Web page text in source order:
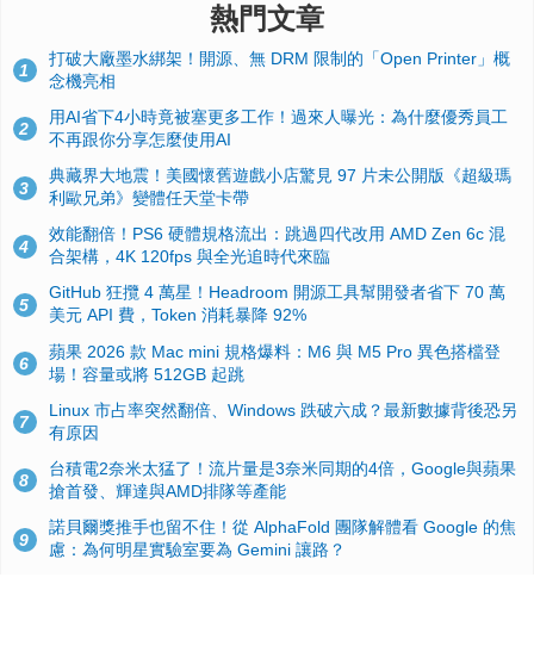
熱門文章
1
打破大廠墨水綁架！開源、無 DRM 限制的「Open Printer」概
念機亮相
2
用AI省下4小時竟被塞更多工作！過來人曝光：為什麼優秀員工
不再跟你分享怎麼使用AI
3
典藏界大地震！美國懷舊遊戲小店驚見 97 片未公開版《超級瑪
利歐兄弟》變體任天堂卡帶
4
效能翻倍！PS6 硬體規格流出：跳過四代改用 AMD Zen 6c 混
合架構，4K 120fps 與全光追時代來臨
5
GitHub 狂攬 4 萬星！Headroom 開源工具幫開發者省下 70 萬
美元 API 費，Token 消耗暴降 92%
6
蘋果 2026 款 Mac mini 規格爆料：M6 與 M5 Pro 異色搭檔登
場！容量或將 512GB 起跳
7
Linux 市占率突然翻倍、Windows 跌破六成？最新數據背後恐另
有原因
8
台積電2奈米太猛了！流片量是3奈米同期的4倍，Google與蘋果
搶首發、輝達與AMD排隊等產能
9
諾貝爾獎推手也留不住！從 AlphaFold 團隊解體看 Google 的焦
慮：為何明星實驗室要為 Gemini 讓路？